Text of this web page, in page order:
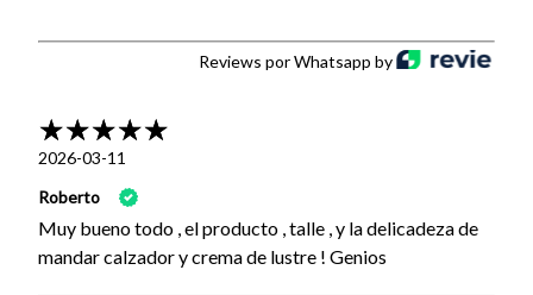
Reviews por Whatsapp by
2026-03-11
Roberto
Muy bueno todo , el producto , talle , y la delicadeza de
mandar calzador y crema de lustre ! Genios